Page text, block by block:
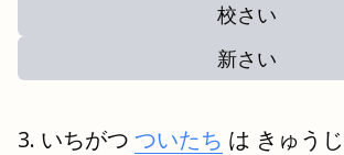
校さい
新さい
いちがつ ついたち は きゅうじ